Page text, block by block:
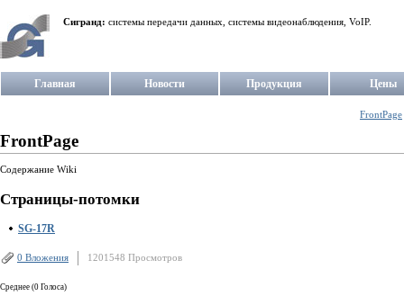
Сигранд: системы передачи данных, системы видеонаблюдения, VoIP.
Главная Новости Продукция Цены
FrontPage
FrontPage
Содержание Wiki
Страницы-потомки
SG-17R
0 Вложения 1201548 Просмотров
Среднее (0 Голоса)